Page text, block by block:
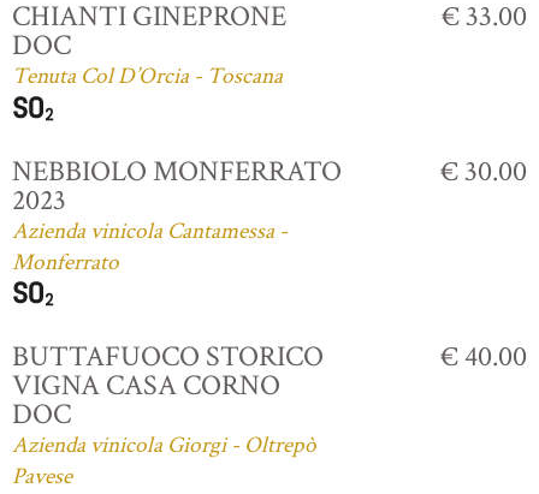
CHIANTI GINEPRONE
DOC
Tenuta Col D’Orcia - Toscana
€ 33.00
NEBBIOLO MONFERRATO
2023
Azienda vinicola Cantamessa -
Monferrato
€ 30.00
BUTTAFUOCO STORICO
VIGNA CASA CORNO
DOC
Azienda vinicola Giorgi - Oltrepò
Pavese
€ 40.00